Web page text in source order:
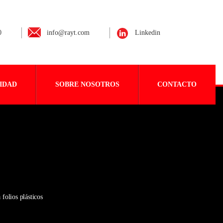
info@rayt.com Linkedin
SOBRE NOSOTROS CONTACTO
folios plásticos